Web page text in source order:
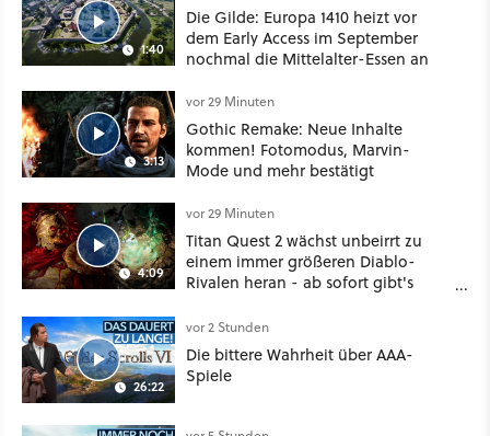
1:40
Die Gilde: Europa 1410 heizt vor
dem Early Access im September
nochmal die Mittelalter-Essen an
3:13
vor 29 Minuten
Gothic Remake: Neue Inhalte
kommen! Fotomodus, Marvin-
Mode und mehr bestätigt
4:09
vor 29 Minuten
Titan Quest 2 wächst unbeirrt zu
einem immer größeren Diablo-
Rivalen heran - ab sofort gibt's
Klasse
26:22
vor 2 Stunden
Die bittere Wahrheit über AAA-
Spiele